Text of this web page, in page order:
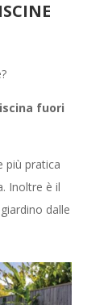
fuori
più pratica
Inoltre è il
dalle